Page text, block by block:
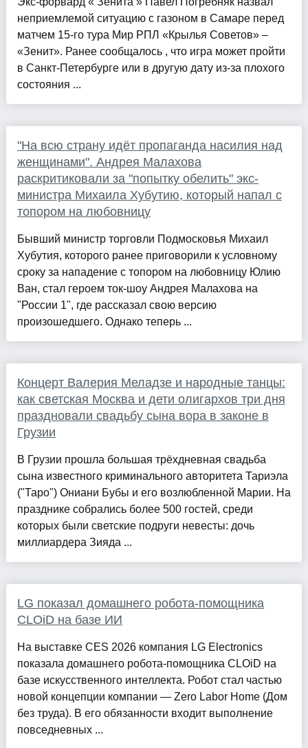
неприемлемой ситуацию с газоном в Самаре перед
матчем 15‑го тура Мир РПЛ «Крылья Советов» –
«Зенит». Ранее сообщалось , что игра может пройти
в Санкт-Петербурге или в другую дату из-за плохого
состояния ...
"На всю страну идёт пропаганда насилия над
женщинами". Андрея Малахова
раскритиковали за "попытку обелить" экс-
министра Михаила Хубутию, который напал с
топором на любовницу
Бывший министр торговли Подмосковья Михаил
Хубутия, которого ранее приговорили к условному
сроку за нападение с топором на любовницу Юлию
Ван, стал героем ток-шоу Андрея Малахова на
"России 1", где рассказал свою версию
произошедшего. Однако теперь ...
Концерт Валерия Меладзе и народные танцы:
как светская Москва и дети олигархов три дня
праздновали свадьбу сына вора в законе в
Грузии
В Грузии прошла большая трёхдневная свадьба
сына известного криминального авторитета Тариэла
("Таро") Ониани Бубы и его возлюбленной Марии. На
празднике собрались более 500 гостей, среди
которых были светские подруги невесты: дочь
миллиардера Зияда ...
LG показал домашнего робота-помощника
CLOiD на базе ИИ
На выставке CES 2026 компания LG Electronics
показала домашнего робота-помощника CLOiD на
базе искусственного интеллекта. Робот стал частью
новой концепции компании — Zero Labor Home (Дом
без труда). В его обязанности входит выполнение
повседневных ...